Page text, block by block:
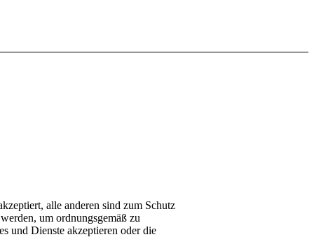
alle anderen sind zum Schutz
um ordnungsgemäß zu
und Dienste akzeptieren oder die